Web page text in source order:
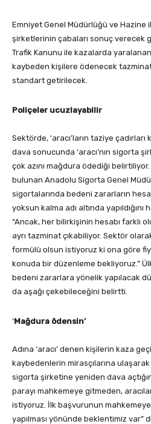
Emniyet Genel Müdürlüğü ve Hazine
şirketlerinin çabaları sonuç verecek
Trafik Kanunu ile kazalarda
kaybeden kişilere ödenecek
standart getirilecek.
Poliçeler ucuzlayabilir
Sektörde, ‘aracı’ların taziye
dava sonucunda ‘aracı’nın sigorta
çok azını mağdura ödediği
bulunan Anadolu Sigorta Genel
sigortalarında bedeni zararların
yoksun kalma adı altında
“Ancak, her bilirkişinin hesabı farklı
ayrı tazminat çıkabiliyor. Sektör
formülü olsun istiyoruz ki ona göre
konuda bir düzenleme bekliyoruz.”
bedeni zararlara yönelik yapılacak
da aşağı çekebileceğini belirtti.
‘Mağdura ödensin’
Adına ‘aracı’ denen kişilerin kaza
kaybedenlerin mirasçılarına
sigorta şirketine yeniden dava
parayı mahkemeye gitmeden,
istiyoruz. İlk başvurunun
yapılması yönünde beklentimiz var”